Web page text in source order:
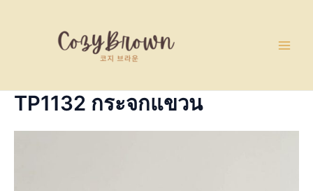
TP1132 กระจกแขวน